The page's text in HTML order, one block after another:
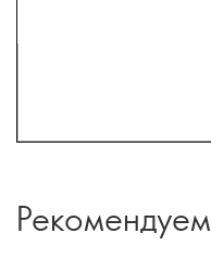
Рекомендуем